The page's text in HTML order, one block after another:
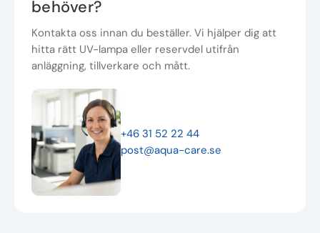
behöver?
Kontakta oss innan du beställer. Vi hjälper dig att
hitta rätt UV-lampa eller reservdel utifrån
anläggning, tillverkare och mått.
+46 31 52 22 44
post@aqua-care.se